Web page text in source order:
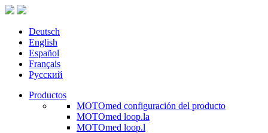
Deutsch
English
Español
Français
Русский
Productos
MOTOmed configuración del producto
MOTOmed loop.la
MOTOmed loop.l